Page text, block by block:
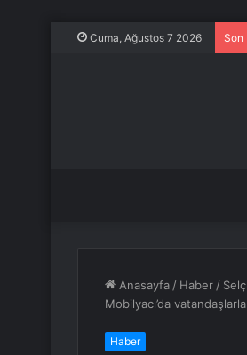
Cuma, Ağustos 7 2026 Son
Anasayfa / Haber /
Mobilyacı’da
Haber